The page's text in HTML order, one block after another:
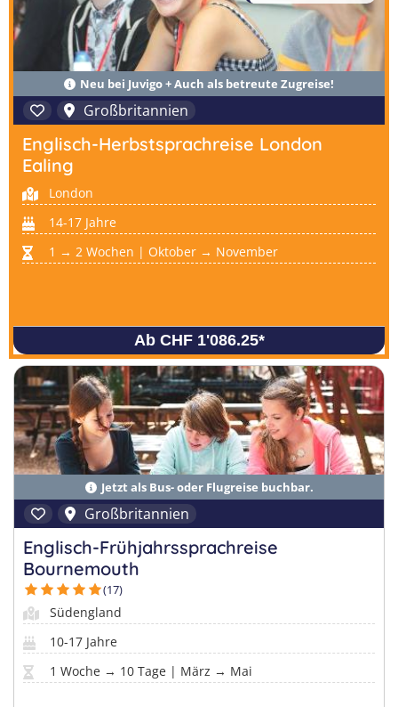
Neu bei Juvigo + Auch als betreute Zugreise!
Großbritannien
Englisch-Herbstsprachreise London
Ealing
London
14-17 Jahre
1 → 2 Wochen | Oktober → November
Ab CHF 1'086.25*
Jetzt als Bus- oder Flugreise buchbar.
Großbritannien
Englisch-Frühjahrssprachreise
Bournemouth
(17)
Südengland
10-17 Jahre
1 Woche → 10 Tage | März → Mai